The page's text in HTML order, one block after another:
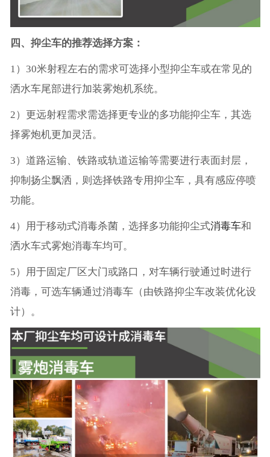
四、抑尘车的推荐选择方案：
1）30米射程左右的需求可选择小型抑尘车或在常见的
洒水车尾部进行加装雾炮机系统。
2）更远射程需求需选择更专业的多功能抑尘车，其选
择雾炮机更加灵活。
3）道路运输、铁路或轨道运输等需要进行表面封层，
抑制扬尘飘洒，则选择铁路专用抑尘车，具有感应停喷
功能。
4）用于移动式消毒杀菌，选择多功能抑尘式消毒车和
洒水车式雾炮消毒车均可。
5）用于固定厂区大门或路口，对车辆行驶通过时进行
消毒，可选车辆通过消毒车（由铁路抑尘车改装优化设
计）。